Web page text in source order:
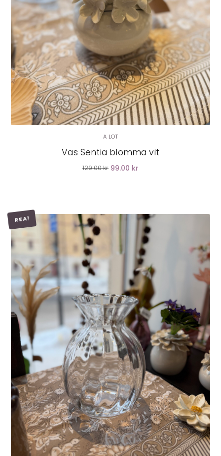
A LOT
Vas Sentia blomma vit
129.00 kr 99.00 kr
REA!
LÄGG I VARUKORG